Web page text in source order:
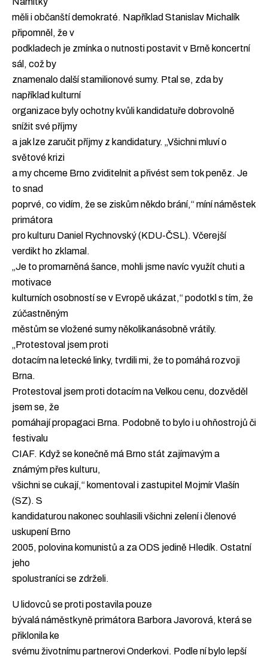
měli i občanští demokraté. Například Stanislav Michalík
připomněl, že v
podkladech je zmínka o nutnosti postavit v Brně koncertní
sál, což by
znamenalo další stamilionové sumy. Ptal se, zda by
například kulturní
organizace byly ochotny kvůli kandidatuře dobrovolně
snížit své příjmy
a jak lze zaručit příjmy z kandidatury. „Všichni mluví o
světové krizi
a my chceme Brno zviditelnit a přivést sem tok peněz. Je
to snad
poprvé, co vidím, že se ziskům někdo brání,“ míní náměstek
primátora
pro kulturu Daniel Rychnovský (KDU-ČSL). Včerejší
verdikt ho zklamal.
„Je to promarněná šance, mohli jsme navíc využít chuti a
motivace
kulturních osobností se v Evropě ukázat,“ podotkl s tím, že
zúčastněným
městům se vložené sumy několikanásobně vrátily.
„Protestoval jsem proti
dotacím na letecké linky, tvrdili mi, že to pomáhá rozvoji
Brna.
Protestoval jsem proti dotacím na Velkou cenu, dozvěděl
jsem se, že
pomáhají propagaci Brna. Podobně to bylo i u ohňostrojů či
festivalu
CIAF. Když se konečně má Brno stát zajímavým a
známým přes kulturu,
všichni se cukají,“ komentoval i zastupitel Mojmír Vlašín
(SZ). S
kandidaturou nakonec souhlasili všichni zelení i členové
uskupení Brno
2005, polovina komunistů a za ODS jedině Hledík. Ostatní
jeho
spolustraníci se zdrželi.
U lidovců se proti postavila pouze
bývalá náměstkyně primátora Barbora Javorová, která se
přiklonila ke
svému životnímu partnerovi Onderkovi. Podle ní bylo lepší